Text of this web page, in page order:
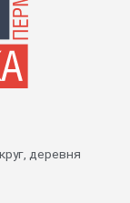
деревня